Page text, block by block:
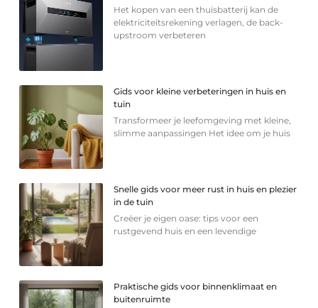
Het kopen van een thuisbatterij kan de
elektriciteitsrekening verlagen, de back-
upstroom verbeteren
Gids voor kleine verbeteringen in huis en
tuin
Transformeer je leefomgeving met kleine,
slimme aanpassingen Het idee om je huis
Snelle gids voor meer rust in huis en plezier
in de tuin
Creëer je eigen oase: tips voor een
rustgevend huis en een levendige
Praktische gids voor binnenklimaat en
buitenruimte